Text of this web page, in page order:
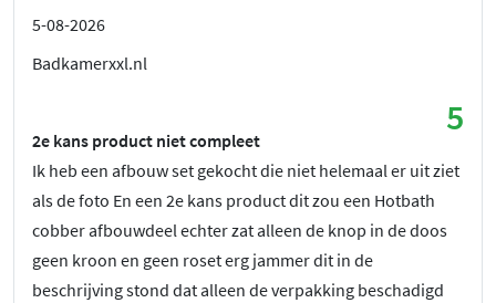
5-08-2026
Badkamerxxl.nl
5
2e kans product niet compleet
Ik heb een afbouw set gekocht die niet helemaal er uit ziet
als de foto En een 2e kans product dit zou een Hotbath
cobber afbouwdeel echter zat alleen de knop in de doos
geen kroon en geen roset erg jammer dit in de
beschrijving stond dat alleen de verpakking beschadigd